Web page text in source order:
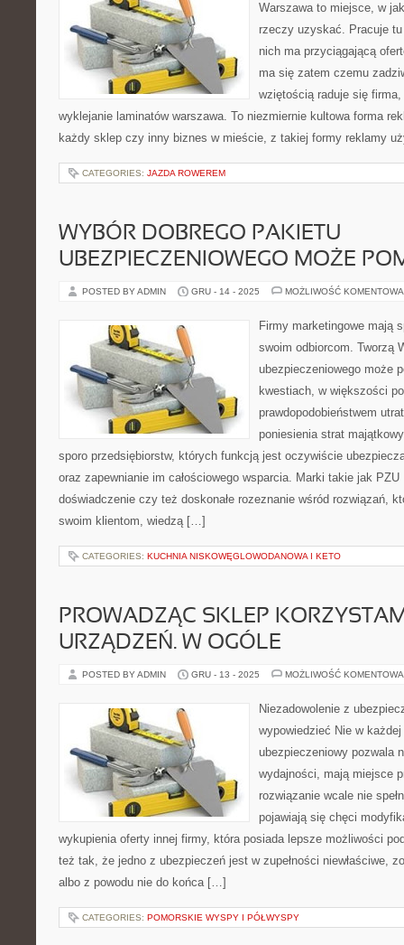
Warszawa to miejsce, w
rzeczy uzyskać. Pracuje
nich ma przyciągającą
ma się zatem czemu
wziętością raduje się
wyklejanie laminatów warszawa. To niezmiernie kultowa forma
każdy sklep czy inny biznes w mieście, z takiej formy reklamy
CATEGORIES: JAZDA ROWEREM
WYBÓR DOBREGO PAKIETU
UBEZPIECZENIOWEGO MOŻE
POSTED BY ADMIN GRU - 14 - 2025 MOŻLIWOŚĆ
Firmy marketingowe mają
swoim odbiorcom. Tworzą
ubezpieczeniowego może
kwestiach, w większości
prawdopodobieństwem
poniesienia strat
sporo przedsiębiorstw, których funkcją jest oczywiście
oraz zapewnianie im całościowego wsparcia. Marki takie jak
doświadczenie czy też doskonałe rozeznanie wśród rozwiązań,
swoim klientom, wiedzą […]
CATEGORIES: KUCHNIA NISKOWĘGLOWODANOWA I KETO
PROWADZĄC SKLEP
URZĄDZEŃ. W OGÓLE
POSTED BY ADMIN GRU - 13 - 2025 MOŻLIWOŚĆ
Niezadowolenie z
wypowiedzieć Nie w
ubezpieczeniowy pozwala
wydajności, mają miejsce
rozwiązanie wcale nie
pojawiają się chęci
wykupienia oferty innej firmy, która posiada lepsze możliwości
też tak, że jedno z ubezpieczeń jest w zupełności niewłaściwe,
albo z powodu nie do końca […]
CATEGORIES: POMORSKIE WYSPY I PÓŁWYSPY